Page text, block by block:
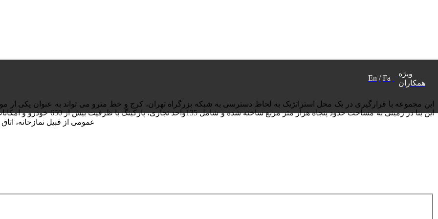
En / Fa
ویژه
همکاران
این مجموعه با قرارگیری در یک محل استراتژیک به لحاظ دسترسی به شبکه بزرگراه تهران، کرج و خط مترو می تواند به عنوان یکی از
این بنا در زمینی به مساحت حدود پنجاه هزار متر مربع ساخته شده و شامل 135واحد تجاری، پارکینگ با ظرفیت بیش از 650
عمومی از قبیل نمازخانه،